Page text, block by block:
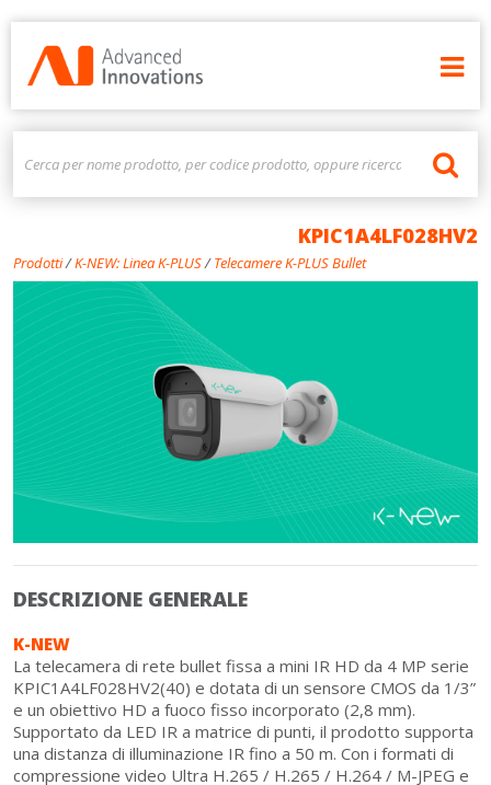
Prodotti/K-NEW: Linea K-PLUS/Telecamere K-PLUS Bullet
KPIC1A4LF028HV2
DESCRIZIONE GENERALE
K-NEW
La telecamera di rete bullet fissa a mini IR HD da 4 MP serie
KPIC1A4LF028HV2(40) e dotata di un sensore CMOS da 1/3”
e un obiettivo HD a fuoco fisso incorporato (2,8 mm).
Supportato da LED IR a matrice di punti, il prodotto supporta
una distanza di illuminazione IR fino a 50 m. Con i formati di
compressione video Ultra H.265 / H.265 / H.264 / M-JPEG e